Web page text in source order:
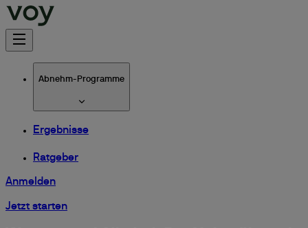
Abnehm-Programme
Ergebnisse
Ratgeber
Anmelden
Jetzt starten